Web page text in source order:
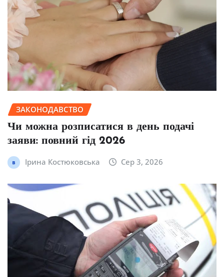
ЗАКОНОДАВСТВО
Чи можна розписатися в день подачі
заяви: повний гід 2026
Ірина Костюковська Сер 3, 2026